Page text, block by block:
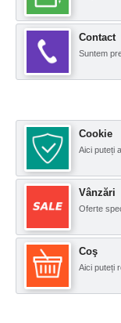
Contact
Suntem
Cookie
Aici puteți
Vânzări
Oferte
Coş
Aici puteți